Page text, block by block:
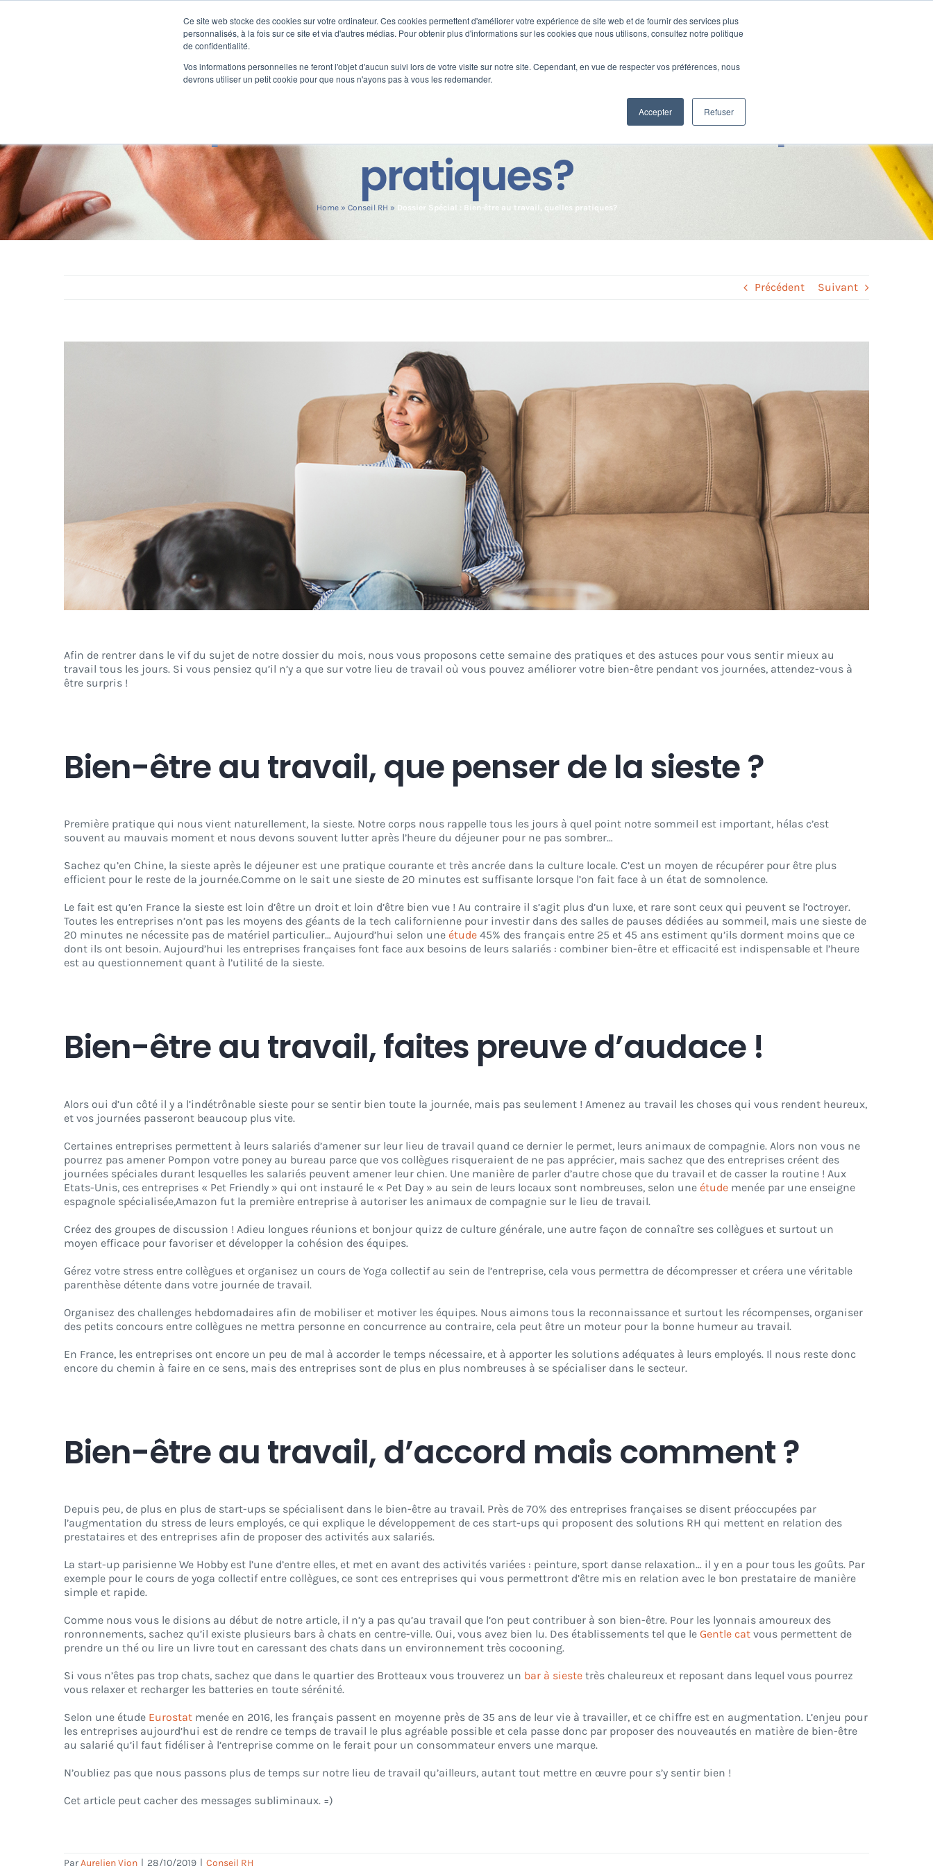
Ce site web stocke des cookies sur votre ordinateur. Ces cookies permettent d'améliorer votre expérience de site web et de fournir des services plus
personnalisés, à la fois sur ce site et via d'autres médias. Pour obtenir plus d'informations sur les cookies que nous utilisons, consultez notre politique
de confidentialité.
Vos informations personnelles ne feront l'objet d'aucun suivi lors de votre visite sur notre site. Cependant, en vue de respecter vos préférences, nous
devrons utiliser un petit cookie pour que nous n'ayons pas à vous les redemander.
Accepter Refuser
Nos offres Formation Nos clients Fortify Ressources SUPPORT
Dossier Spécial : Bien-être au travail, quelles
pratiques?
Home» Conseil RH » Dossier Spécial : Bien-être au travail, quelles pratiques?
Précédent Suivant
Afin de rentrer dans le vif du sujet de notre dossier du mois, nous vous proposons cette semaine des pratiques et des astuces pour vous sentir mieux au
travail tous les jours. Si vous pensiez qu’il n’y a que sur votre lieu de travail où vous pouvez améliorer votre bien-être pendant vos journées, attendez-vous à
être surpris !
Bien-être au travail, que penser de la sieste ?
Première pratique qui nous vient naturellement, la sieste. Notre corps nous rappelle tous les jours à quel point notre sommeil est important, hélas c’est
souvent au mauvais moment et nous devons souvent lutter après l’heure du déjeuner pour ne pas sombrer…
Sachez qu’en Chine, la sieste après le déjeuner est une pratique courante et très ancrée dans la culture locale. C’est un moyen de récupérer pour être plus
efficient pour le reste de la journée.Comme on le sait une sieste de 20 minutes est suffisante lorsque l’on fait face à un état de somnolence.
Le fait est qu’en France la sieste est loin d’être un droit et loin d’être bien vue ! Au contraire il s’agit plus d’un luxe, et rare sont ceux qui peuvent se l’octroyer.
Toutes les entreprises n’ont pas les moyens des géants de la tech californienne pour investir dans des salles de pauses dédiées au sommeil, mais une sieste de
20 minutes ne nécessite pas de matériel particulier… Aujourd’hui selon une étude 45% des français entre 25 et 45 ans estiment qu’ils dorment moins que ce
dont ils ont besoin. Aujourd’hui les entreprises françaises font face aux besoins de leurs salariés : combiner bien-être et efficacité est indispensable et l’heure
est au questionnement quant à l’utilité de la sieste.
Bien-être au travail, faites preuve d’audace !
Alors oui d’un côté il y a l’indétrônable sieste pour se sentir bien toute la journée, mais pas seulement ! Amenez au travail les choses qui vous rendent heureux,
et vos journées passeront beaucoup plus vite.
Certaines entreprises permettent à leurs salariés d’amener sur leur lieu de travail quand ce dernier le permet, leurs animaux de compagnie. Alors non vous ne
pourrez pas amener Pompon votre poney au bureau parce que vos collègues risqueraient de ne pas apprécier, mais sachez que des entreprises créent des
journées spéciales durant lesquelles les salariés peuvent amener leur chien. Une manière de parler d’autre chose que du travail et de casser la routine ! Aux
Etats-Unis, ces entreprises « Pet Friendly » qui ont instauré le « Pet Day » au sein de leurs locaux sont nombreuses, selon une étude menée par une enseigne
espagnole spécialisée,Amazon fut la première entreprise à autoriser les animaux de compagnie sur le lieu de travail.
Créez des groupes de discussion ! Adieu longues réunions et bonjour quizz de culture générale, une autre façon de connaître ses collègues et surtout un
moyen efficace pour favoriser et développer la cohésion des équipes.
Gérez votre stress entre collègues et organisez un cours de Yoga collectif au sein de l’entreprise, cela vous permettra de décompresser et créera une véritable
parenthèse détente dans votre journée de travail.
Organisez des challenges hebdomadaires afin de mobiliser et motiver les équipes. Nous aimons tous la reconnaissance et surtout les récompenses, organiser
des petits concours entre collègues ne mettra personne en concurrence au contraire, cela peut être un moteur pour la bonne humeur au travail.
En France, les entreprises ont encore un peu de mal à accorder le temps nécessaire, et à apporter les solutions adéquates à leurs employés. Il nous reste donc
encore du chemin à faire en ce sens, mais des entreprises sont de plus en plus nombreuses à se spécialiser dans le secteur.
Bien-être au travail, d’accord mais comment ?
Depuis peu, de plus en plus de start-ups se spécialisent dans le bien-être au travail. Près de 70% des entreprises françaises se disent préoccupées par
l’augmentation du stress de leurs employés, ce qui explique le développement de ces start-ups qui proposent des solutions RH qui mettent en relation des
prestataires et des entreprises afin de proposer des activités aux salariés.
La start-up parisienne We Hobby est l’une d’entre elles, et met en avant des activités variées : peinture, sport danse relaxation… il y en a pour tous les goûts. Par
exemple pour le cours de yoga collectif entre collègues, ce sont ces entreprises qui vous permettront d’être mis en relation avec le bon prestataire de manière
simple et rapide.
Comme nous vous le disions au début de notre article, il n’y a pas qu’au travail que l’on peut contribuer à son bien-être. Pour les lyonnais amoureux des
ronronnements, sachez qu’il existe plusieurs bars à chats en centre-ville. Oui, vous avez bien lu. Des établissements tel que le Gentle cat vous permettent de
prendre un thé ou lire un livre tout en caressant des chats dans un environnement très cocooning.
Si vous n’êtes pas trop chats, sachez que dans le quartier des Brotteaux vous trouverez un bar à sieste très chaleureux et reposant dans lequel vous pourrez
vous relaxer et recharger les batteries en toute sérénité.
Selon une étude Eurostat menée en 2016, les français passent en moyenne près de 35 ans de leur vie à travailler, et ce chiffre est en augmentation. L’enjeu pour
les entreprises aujourd’hui est de rendre ce temps de travail le plus agréable possible et cela passe donc par proposer des nouveautés en matière de bien-être
au salarié qu’il faut fidéliser à l’entreprise comme on le ferait pour un consommateur envers une marque.
N’oubliez pas que nous passons plus de temps sur notre lieu de travail qu’ailleurs, autant tout mettre en œuvre pour s’y sentir bien !
Cet article peut cacher des messages subliminaux. =)
ParAurelien Vion | 28/10/2019 | Conseil RH